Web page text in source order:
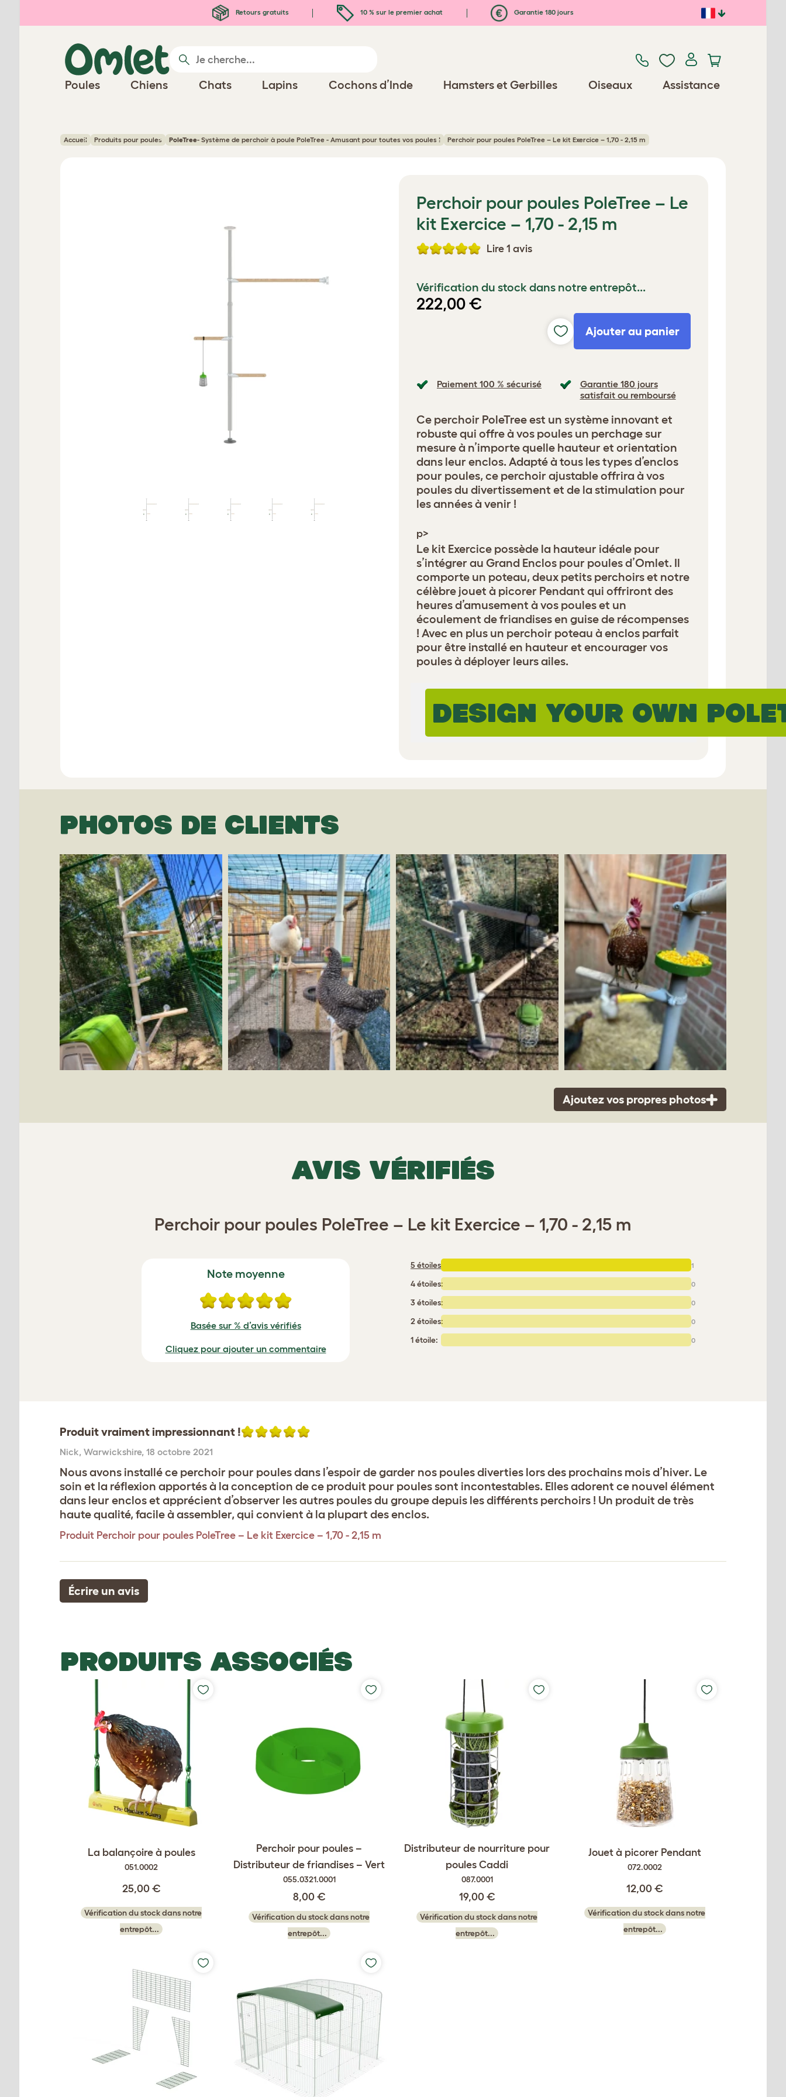
Retours gratuits 10 % sur le premier achat Garantie 180 jours
Poules Chiens Chats Lapins Cochons d’Inde Hamsters et Gerbilles Oiseaux Assistance
Accueil Produits pour poules PoleTree- Système de perchoir à poule PoleTree - Amusant pour toutes vos poules ! Perchoir pour poules PoleTree – Le kit Exercice – 1,70 - 2,15 m
Perchoir pour poules PoleTree – Le
kit Exercice – 1,70 - 2,15 m
Lire 1 avis
Vérification du stock dans notre entrepôt...
222,00 €
Ajouter au panier
Paiement 100 % sécurisé
Garantie 180 jours
satisfait ou remboursé
Ce perchoir PoleTree est un système innovant et
robuste qui offre à vos poules un perchage sur
mesure à n’importe quelle hauteur et orientation
dans leur enclos. Adapté à tous les types d’enclos
pour poules, ce perchoir ajustable offrira à vos
poules du divertissement et de la stimulation pour
les années à venir !
p>
Le kit Exercice possède la hauteur idéale pour
s’intégrer au Grand Enclos pour poules d’Omlet. Il
comporte un poteau, deux petits perchoirs et notre
célèbre jouet à picorer Pendant qui offriront des
heures d’amusement à vos poules et un
écoulement de friandises en guise de récompenses
! Avec en plus un perchoir poteau à enclos parfait
pour être installé en hauteur et encourager vos
poules à déployer leurs ailes.
DESIGN YOUR OWN
PHOTOS DE CLIENTS
Ajoutez vos propres photos
AVIS VÉRIFIÉS
Perchoir pour poules PoleTree – Le kit Exercice – 1,70 - 2,15 m
Note moyenne
Basée sur % d’avis vérifiés
Cliquez pour ajouter un commentaire
5 étoiles 1
4 étoiles: 0
3 étoiles: 0
2 étoiles: 0
1 étoile: 0
Produit vraiment impressionnant !
Nick, Warwickshire, 18 octobre 2021
Nous avons installé ce perchoir pour poules dans l’espoir de garder nos poules diverties lors des prochains mois d’hiver. Le
soin et la réflexion apportés à la conception de ce produit pour poules sont incontestables. Elles adorent ce nouvel élément
dans leur enclos et apprécient d’observer les autres poules du groupe depuis les différents perchoirs ! Un produit de très
haute qualité, facile à assembler, qui convient à la plupart des enclos.
Produit Perchoir pour poules PoleTree – Le kit Exercice – 1,70 - 2,15 m
Écrire un avis
PRODUITS ASSOCIÉS
La balançoire à poules
051.0002
25,00 €
Vérification du stock dans notre
entrepôt...
Perchoir pour poules –
Distributeur de friandises – Vert
055.0321.0001
8,00 €
Vérification du stock dans notre
entrepôt...
Distributeur de nourriture pour
poules Caddi
087.0001
19,00 €
Vérification du stock dans notre
entrepôt...
Jouet à picorer Pendant
072.0002
12,00 €
Vérification du stock dans notre
entrepôt...